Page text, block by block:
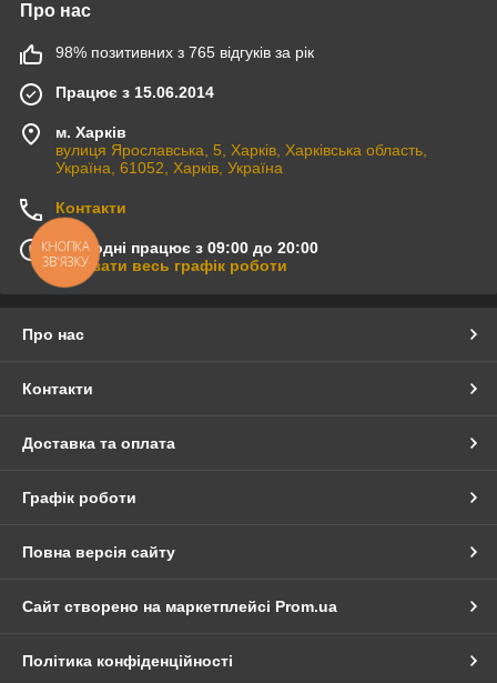
Про нас
98% позитивних з 765 відгуків за рік
Працює з 15.06.2014
м. Харків
вулиця Ярославська, 5, Харків, Харківська область,
Україна, 61052, Харків, Україна
Контакти
Сьогодні працює з 09:00 до 20:00
Показати весь графік роботи
Про нас
Контакти
Доставка та оплата
Графік роботи
Повна версія сайту
Сайт створено на маркетплейсі Prom.ua
Політика конфіденційності
КНОПКА
ЗВ'ЯЗКУ